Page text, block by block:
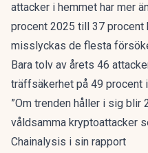
attacker i hemmet har mer
procent 2025 till 37 procent
misslyckas de flesta
Bara tolv av årets 46
träffsäkerhet på 49 procent
”Om trenden håller i sig
våldsamma kryptoattacker
Chainalysis i sin rapport